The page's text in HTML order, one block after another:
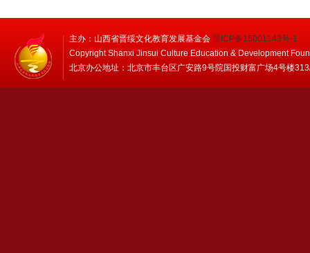
主办：山西省晋绥文化教育发展基金会 晋ICP备15001143号-1
Copyright Shanxi Jinsui Culture Education & Development
北京办公地址：北京市丰台区广安路9号院国投财富广场4号楼